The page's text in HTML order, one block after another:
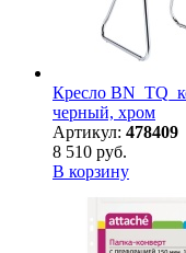
Кресло
черный, хром
Артикул: 478409
8 510 руб.
В корзину